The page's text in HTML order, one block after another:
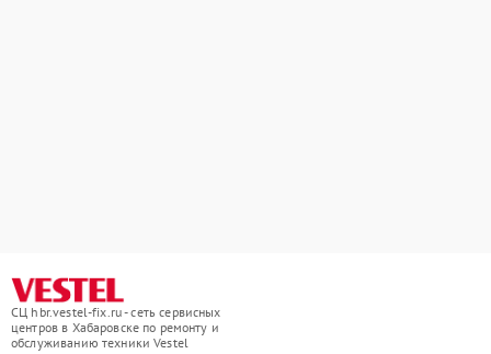
СЦ hbr.vestel-fix.ru - сеть сервисных
центров в Хабаровске по ремонту и
обслуживанию техники Vestel